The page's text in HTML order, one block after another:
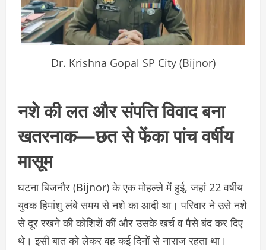
Dr. Krishna Gopal SP City (Bijnor)
नशे की लत और संपत्ति विवाद बना
खतरनाक—छत से फेंका पांच वर्षीय
मासूम
घटना बिजनौर (Bijnor) के एक मोहल्ले में हुई, जहां 22 वर्षीय
युवक हिमांशु लंबे समय से नशे का आदी था। परिवार ने उसे नशे
से दूर रखने की कोशिशें कीं और उसके खर्च व पैसे बंद कर दिए
थे। इसी बात को लेकर वह कई दिनों से नाराज रहता था।